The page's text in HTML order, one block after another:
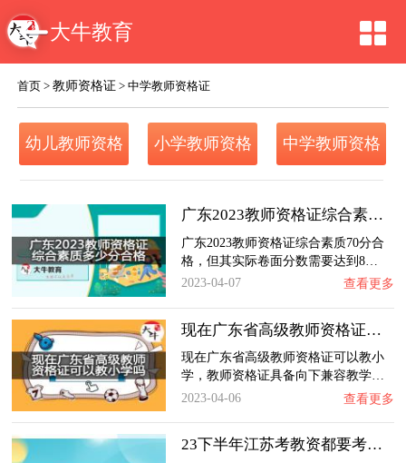
大牛教育
首页 >教师资格证 >中学教师资格证
幼儿教师资格
证
小学教师资格
证
中学教师资格
证
广东2023教师资格证综合素质多少分合格？
广东2023教师资格证综合素质70分合
格，但其实际卷面分数需要达到8…
2023-04-07
查看更多
现在广东省高级教师资格证可以教小学吗？
现在广东省高级教师资格证可以教小
学，教师资格证具备向下兼容教学…
2023-04-06
查看更多
23下半年江苏考教资都要考的内容是什么？